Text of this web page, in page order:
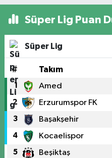
Süper Lig Puan
Süper Lig
# Takım
1 Amed
2 Erzurumspor FK
3 Başakşehir
4 Kocaelispor
5 Beşiktaş